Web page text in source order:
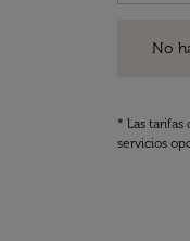
No
* Las tarifas
servicios